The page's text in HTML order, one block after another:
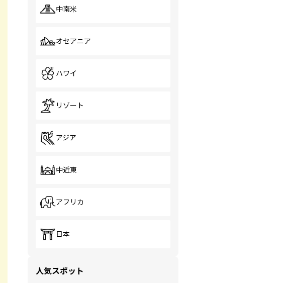
中南米
オセアニア
ハワイ
リゾート
アジア
中近東
アフリカ
日本
人気スポット